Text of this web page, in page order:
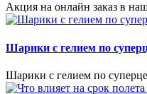
Акция на онлайн заказ в
Шарики с гелием по
Шарики с гелием по